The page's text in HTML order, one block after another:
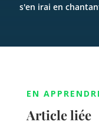
s'en irai en
EN
Article liée